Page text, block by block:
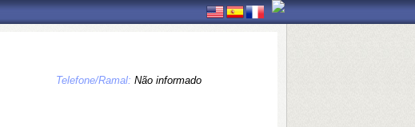
Telefone/Ramal: Não informado